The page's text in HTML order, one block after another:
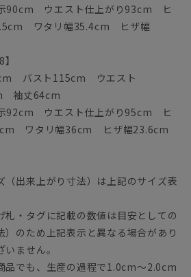
示90cm ウエスト仕上がり93cm ヒ
ワタリ幅35.4cm ヒザ幅
バスト115cm ウエスト
袖丈64cm
示92cm ウエスト仕上がり95cm ヒ
ワタリ幅36cm ヒザ幅23.6cm
出来上がり寸法）は上記のサイズ表
・タグに記載の数値は目安としての
）のため上記表示と異なる場合があり
ません。
品でも、生産の過程で1.0cm～2.0cm